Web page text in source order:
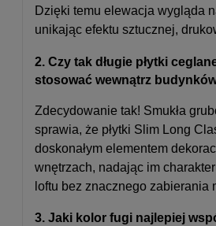
Dzięki temu elewacja wygląda
unikając efektu sztucznej,
2. Czy tak długie płytki
stosować wewnątrz
Zdecydowanie tak! Smukła
sprawia, że płytki Slim Long
doskonałym elementem
wnętrzach, nadając im
loftu bez znacznego zabierania
3. Jaki kolor fugi najlepiej